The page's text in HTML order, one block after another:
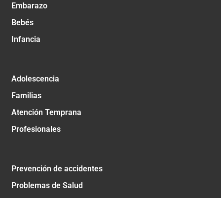
Embarazo
Bebés
Infancia
Adolescencia
Familias
Atención Temprana
Profesionales
Prevención de accidentes
Problemas de Salud